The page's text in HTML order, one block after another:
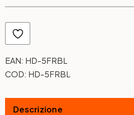
EAN: HD-5FRBL
COD: HD-5FRBL
Descrizione